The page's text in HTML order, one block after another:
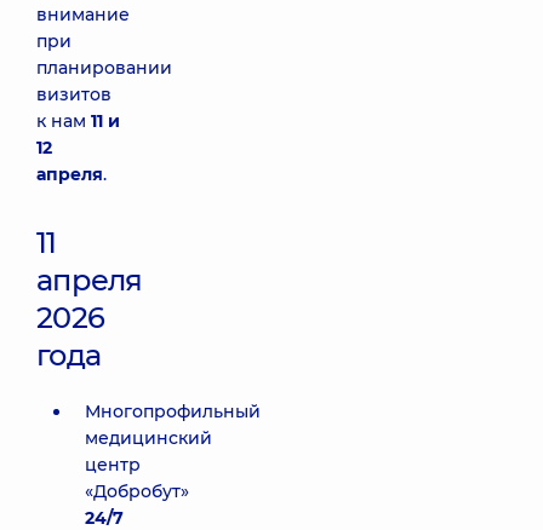
внимание
при
планировании
визитов
к нам 11 и
12
апреля.
11
апреля
2026
года
Многопрофильный
медицинский
центр
«Добробут»
24/7